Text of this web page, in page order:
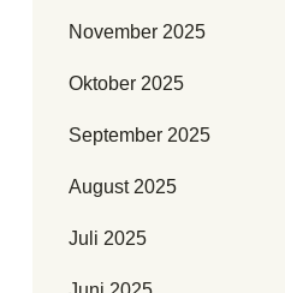
November 2025
Oktober 2025
September 2025
August 2025
Juli 2025